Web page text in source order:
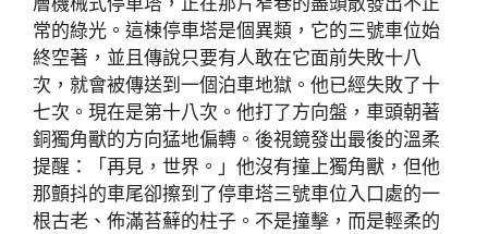
常的綠光。這棟停車塔是個異類，它的三號車位始
終空著，並且傳說只要有人敢在它面前失敗十八
次，就會被傳送到一個泊車地獄。他已經失敗了十
七次。現在是第十八次。他打了方向盤，車頭朝著
銅獨角獸的方向猛地偏轉。後視鏡發出最後的溫柔
提醒：「再見，世界。」他沒有撞上獨角獸，但他
那顫抖的車尾卻擦到了停車塔三號車位入口處的一
根古老、佈滿苔蘚的柱子。不是撞擊，而是輕柔的